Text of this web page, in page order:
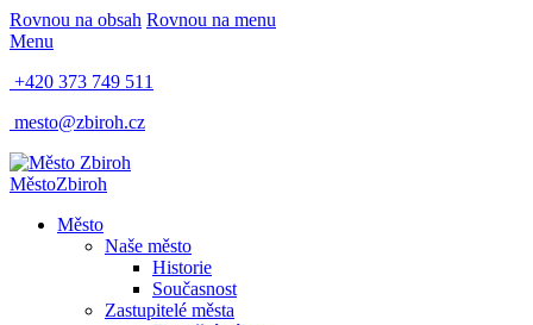
Rovnou na obsah Rovnou na menu
Menu
+420 373 749 511
mesto@zbiroh.cz
MěstoZbiroh
Město
Naše město
Historie
Současnost
Zastupitelé města